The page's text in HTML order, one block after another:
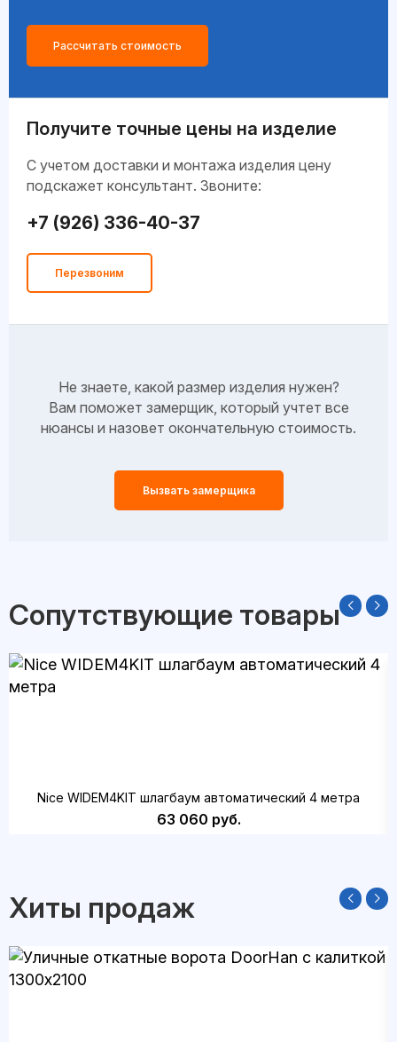
Рассчитать стоимость
Получите точные цены на изделие
C учетом доставки и монтажа изделия цену
подскажет консультант. Звоните:
+7 (926) 336-40-37
Перезвоним
Не знаете, какой размер изделия нужен?
Вам поможет замерщик, который учтет все
нюансы и назовет окончательную стоимость.
Вызвать замерщика
Сопутствующие товары
Nice WIDEM4KIT шлагбаум автоматический 4 метра
63 060 руб.
Хиты продаж